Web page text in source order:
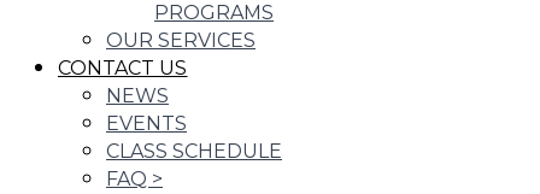
PROGRAMS
OUR SERVICES
CONTACT US
NEWS
EVENTS
CLASS SCHEDULE
FAQ >